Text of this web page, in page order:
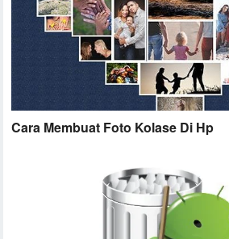
Cara Membuat Foto Kolase Di Hp